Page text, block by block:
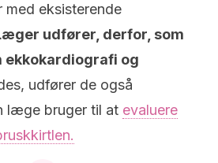
med eksisterende
udfører, derfor, som
ekkokardiografi og
udfører de også
læge bruger til at evaluere